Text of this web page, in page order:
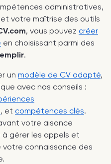
administratives,
votre maîtrise des outils
, vous pouvez créer
en choisissant parmi des
.
un modèle de CV adapté,
avec nos conseils :
, et compétences clés.
votre aisance
gérer les appels et
votre connaissance des